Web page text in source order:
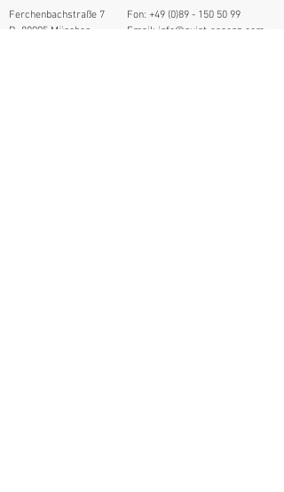
Ferchenbachstraße 7
D- 80995 München
Fon: +49 (0)89 - 150 50 99
Email: info@quint-essenz.com